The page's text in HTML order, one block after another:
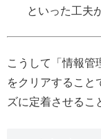
といった工夫
こうして「情報管
をクリアすること
ズに定着させるこ